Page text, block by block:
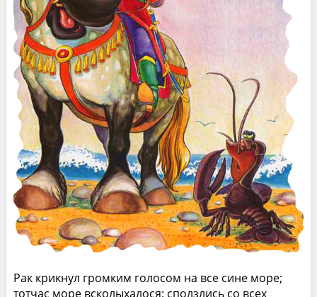
Рак крикнул громким голосом на все сине море;
тотчас море всколыхалося: сползлись со всех